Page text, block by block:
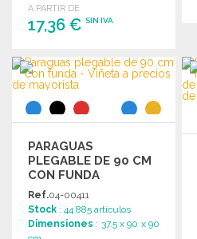
A PARTIR DE
17,36 € SIN IVA
PEDIR
Solicitar un presupuesto
PARAGUAS
PLEGABLE DE 90 CM
CON FUNDA
Ref.04-00411
Stock : 44 885 artículos
Dimensiones : 37.5 x 90 x 90